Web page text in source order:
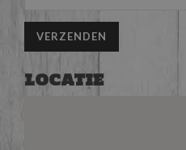
LOCATIE